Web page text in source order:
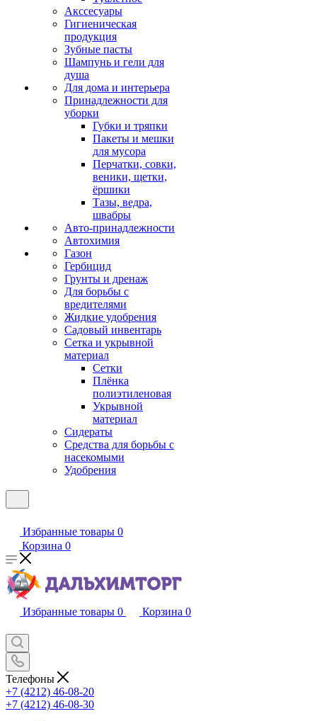
Акссесуары
Гигиеническая
продукция
Зубные пасты
Шампунь и гели для
душа
Для дома и интерьера
Принадлежности для
уборки
Губки и тряпки
Пакеты и мешки
для мусора
Перчатки, совки,
веники, щетки,
ёршики
Тазы, ведра,
швабры
Авто-принадлежности
Автохимия
Газон
Гербицид
Грунты и дренаж
Для борьбы с
вредителями
Жидкие удобрения
Садовый инвентарь
Сетка и укрывной
материал
Сетки
Плёнка
полиэтиленовая
Укрывной
материал
Сидераты
Средства для борьбы с
насекомыми
Удобрения
Избранные товары 0
Корзина 0
Избранные товары 0 Корзина 0
Телефоны
+7 (4212) 46-08-20
+7 (4212) 46-08-30